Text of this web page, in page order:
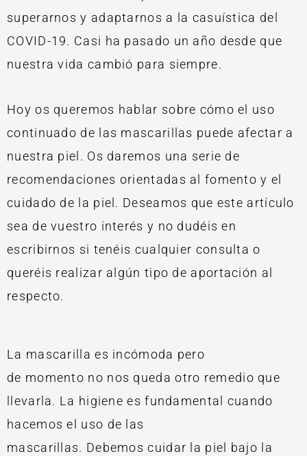
superarnos y adaptarnos a la casuística del
COVID-19. Casi ha pasado un año desde que
nuestra vida cambió para siempre.
Hoy os queremos hablar sobre cómo el uso
continuado de las mascarillas puede afectar a
nuestra piel. Os daremos una serie de
recomendaciones orientadas al fomento y el
cuidado de la piel. Deseamos que este artículo
sea de vuestro interés y no dudéis en
escribirnos si tenéis cualquier consulta o
queréis realizar algún tipo de aportación al
respecto.
La mascarilla es incómoda pero
de momento no nos queda otro remedio que
llevarla. La higiene es fundamental cuando
hacemos el uso de las
mascarillas. Debemos cuidar la piel bajo la